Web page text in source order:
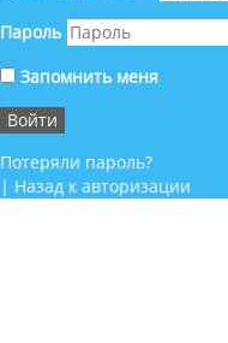
Пароль
Запомнить меня
Потеряли пароль?
| Назад к авторизации